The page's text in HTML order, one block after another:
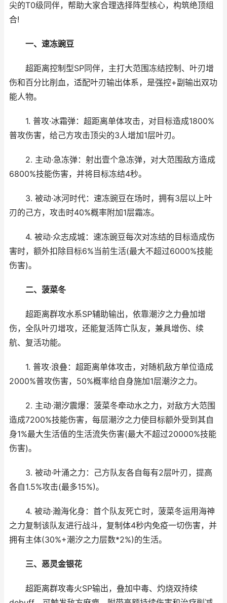
尖的T0级同伴，帮助大家合理选择阵型核心，构筑绝顶组
合!
一、速冻豌豆
超距离控制型SP同伴，主打大范围冻结控制、叶刃增
伤和百分比削血，适配叶刃输出体系，是强控+副输出双功
能人物。
1. 普攻·冰霜弹：超距离单体攻击，对目标造成1800%
普攻伤害，给己方攻击顶尖的3人增加1层叶刃。
2. 主动·急冻弹：射出壹个急冻弹，对大范围敌方造成
6800%技能伤害，并将目标冻结4秒。
3. 被动·冰河时代：速冻豌豆在场时，拥有3层以上叶
刃的己方，攻击时40%概率附加1层霜冻。
4. 被动·众志成城：速冻豌豆每次对冻结的目标造成伤
害时，额外扣除目标6%当前生活(最大不超过6000%技能
伤害)。
二、菠菜冬
超距离群攻水系SP辅助输出，依靠潮汐之力叠加增
伤，全队叶刃增攻，还能复活阵亡队友，兼具增伤、续
航、复活功能。
1. 普攻·浪叠：超距离单体攻击，对随机敌方单位造成
2000%普攻伤害，50%概率给自身施加1层潮汐之力。
2. 主动·潮汐震爆：菠菜冬牵动水之力，对敌方大范围
造成7200%技能伤害，每层潮汐之力使目标额外受到其自
身1%最大生活值的生活流失伤害(最大不超过20000%技能
伤害)。
3. 被动·叶涌之力：己方队友各自每有2层叶刃，提高
各自1.5%攻击(最多15%)。
4. 被动·瀚海化身：首个队友死亡时，菠菜冬运用海神
之力复制该队友进行战斗，复制体4秒内免疫一切伤害，并
拥有主体(30%+潮汐之力层数*2%)的生活。
三、恶灵金银花
超距离群攻毒火SP输出，叠加中毒、灼烧双持续